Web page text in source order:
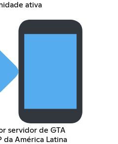
ativa
servidor de GTA
da América Latina